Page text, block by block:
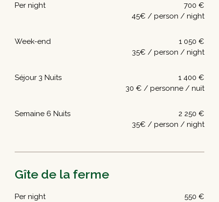
Per night
700 €
45€ / person / night
Week-end
1 050 €
35€ / person / night
Séjour 3 Nuits
1 400 €
30 € / personne / nuit
Semaine 6 Nuits
2 250 €
35€ / person / night
Gîte de la ferme
Per night
550 €